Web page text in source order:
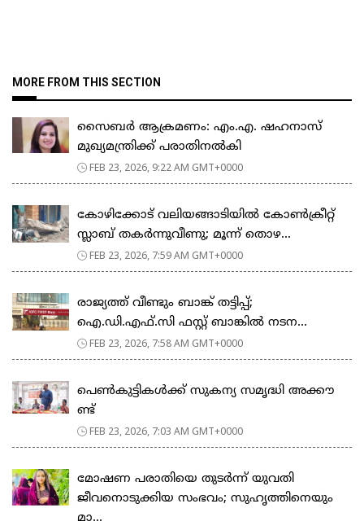
MORE FROM THIS SECTION
സൈബർ ആക്രമണം: എം.എ. ഷഹനാസ്
മുഖ്യമന്ത്രിക്ക് പരാതിനൽകി
FEB 23, 2026, 9:22 AM GMT+0000
കോഴിക്കോട് വലിയങ്ങാടിയിൽ കോൺക്രീറ്റ്
സ്ലാബ് തകർന്നുവീണു; മൂന്ന് തൊഴ...
FEB 23, 2026, 7:59 AM GMT+0000
രാജ്യത്ത് വീണ്ടും ബാങ്ക് തട്ടിപ്പ്;
ഐ.ഡി.എഫ്.സി ഫസ്റ്റ് ബാങ്കിൽ നടന...
FEB 23, 2026, 7:58 AM GMT+0000
പെ​ൺ​കു​ട്ടി​ക​ൾ​ക്ക് സു​ക​ന്യ സ​മൃ​ദ്ധി അ​ക്കൗ​
ണ്ട്
FEB 23, 2026, 7:03 AM GMT+0000
മോഷണ പരാതിയെ തുടര്‍ന്ന് യുവതി
ജീവനൊടുക്കിയ സംഭവം; സുഹൃത്തിനെയും
മാ...